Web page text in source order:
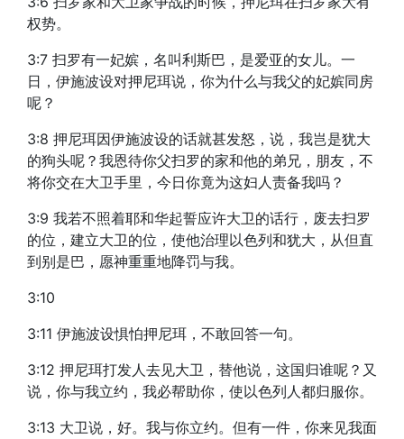
权势。
3:7 扫罗有一妃嫔，名叫利斯巴，是爱亚的女儿。一
日，伊施波设对押尼珥说，你为什么与我父的妃嫔同房
呢？
3:8 押尼珥因伊施波设的话就甚发怒，说，我岂是犹大
的狗头呢？我恩待你父扫罗的家和他的弟兄，朋友，不
将你交在大卫手里，今日你竟为这妇人责备我吗？
3:9 我若不照着耶和华起誓应许大卫的话行，废去扫罗
的位，建立大卫的位，使他治理以色列和犹大，从但直
到别是巴，愿神重重地降罚与我。
3:10
3:11 伊施波设惧怕押尼珥，不敢回答一句。
3:12 押尼珥打发人去见大卫，替他说，这国归谁呢？又
说，你与我立约，我必帮助你，使以色列人都归服你。
3:13 大卫说，好。我与你立约。但有一件，你来见我面